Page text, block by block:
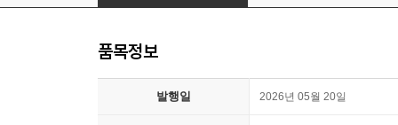
품목정보
발행일 2026년 05월 20일